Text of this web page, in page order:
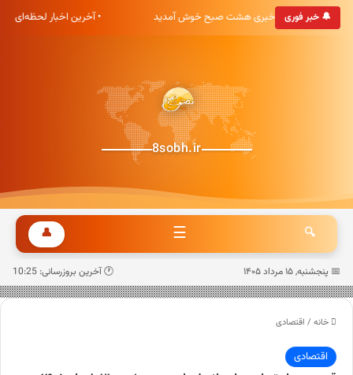
🔔 خبر فوری
• به پایگاه خبری هشت صبح خوش آمدید • آخرین اخبار لحظه‌ای
8sobh.ir
🔍
☰
👤
📅 پنجشنبه, ۱۵ مرداد ۱۴۰۵ 🕐 آخرین بروزرسانی: 10:25
خانه / اقتصادی
اقتصادی